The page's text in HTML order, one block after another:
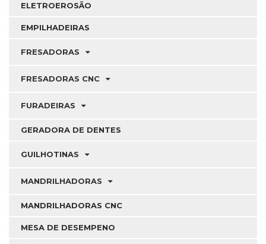
ELETROEROSÃO
EMPILHADEIRAS
FRESADORAS
FRESADORAS CNC
FURADEIRAS
GERADORA DE DENTES
GUILHOTINAS
MANDRILHADORAS
MANDRILHADORAS CNC
MESA DE DESEMPENO